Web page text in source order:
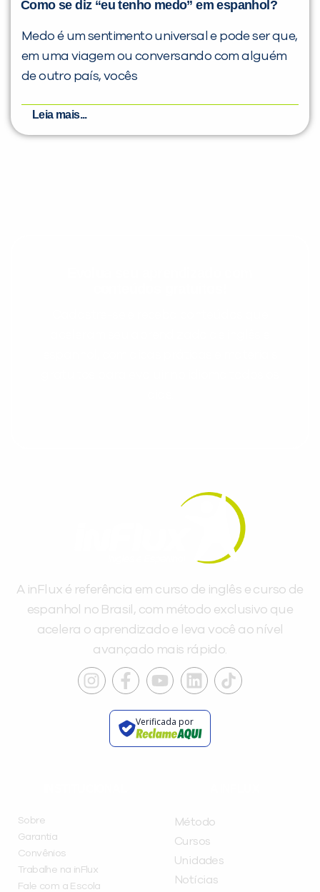
Como se diz “eu tenho medo” em espanhol?
Medo é um sentimento universal e pode ser que,
em uma viagem ou conversando com alguém
de outro país, vocês
Leia mais...
A inFlux é referência em curso de inglês e curso de
espanhol no Brasil, com método exclusivo que
acelera o aprendizado e leva você ao nível
avançado mais rápido.
Verificada por
Sobre
Garantia
Convênios
Trabalhe na inFlux
Fale com a Escola
Método
Cursos
Unidades
Notícias